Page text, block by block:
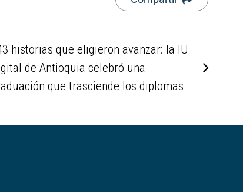
historias que eligieron avanzar: la IU
de Antioquia celebró una
que trasciende los diplomas